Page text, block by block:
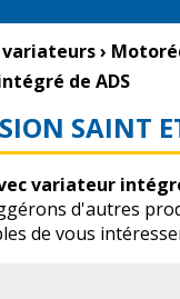
›
de ADS
SAINT
variateur
d'autres
de vous